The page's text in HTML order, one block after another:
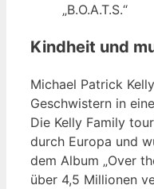
„B.O.A.T.S.“
Kindheit und
Michael Patrick
Geschwistern in
Die Kelly Family
durch Europa und
dem Album „Over
über 4,5 Millionen